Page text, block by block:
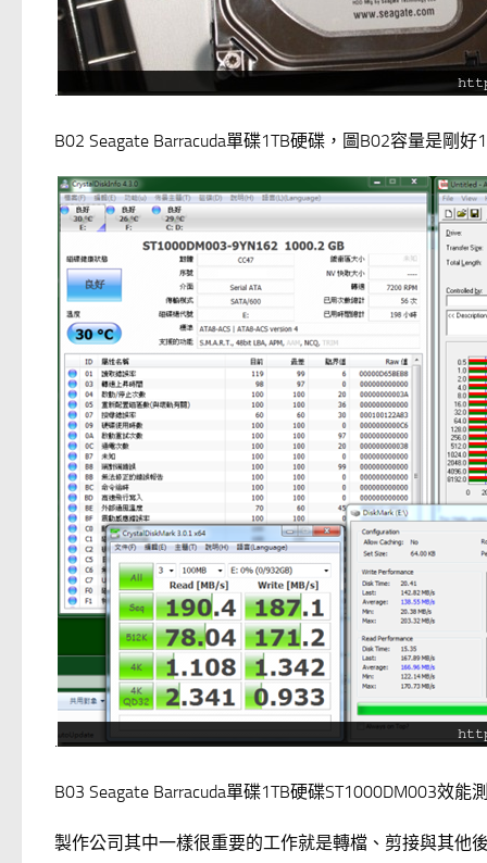
.
B02 Seagate Barracuda單碟1TB硬碟，圖B02容量是剛好
.
B03 Seagate Barracuda單碟1TB硬碟ST1000DM003效能
製作公司其中一樣很重要的工作就是轉檔、剪接與其他